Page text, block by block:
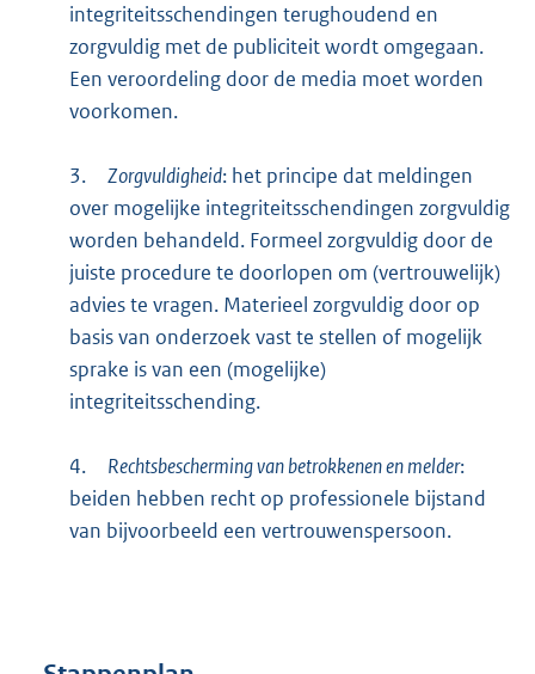
integriteitsschendingen terughoudend en
zorgvuldig met de publiciteit wordt omgegaan.
Een veroordeling door de media moet worden
voorkomen.
3. Zorgvuldigheid: het principe dat meldingen
over mogelijke integriteitsschendingen zorgvuldig
worden behandeld. Formeel zorgvuldig door de
juiste procedure te doorlopen om (vertrouwelijk)
advies te vragen. Materieel zorgvuldig door op
basis van onderzoek vast te stellen of mogelijk
sprake is van een (mogelijke)
integriteitsschending.
4. Rechtsbescherming van betrokkenen en melder:
beiden hebben recht op professionele bijstand
van bijvoorbeeld een vertrouwenspersoon.